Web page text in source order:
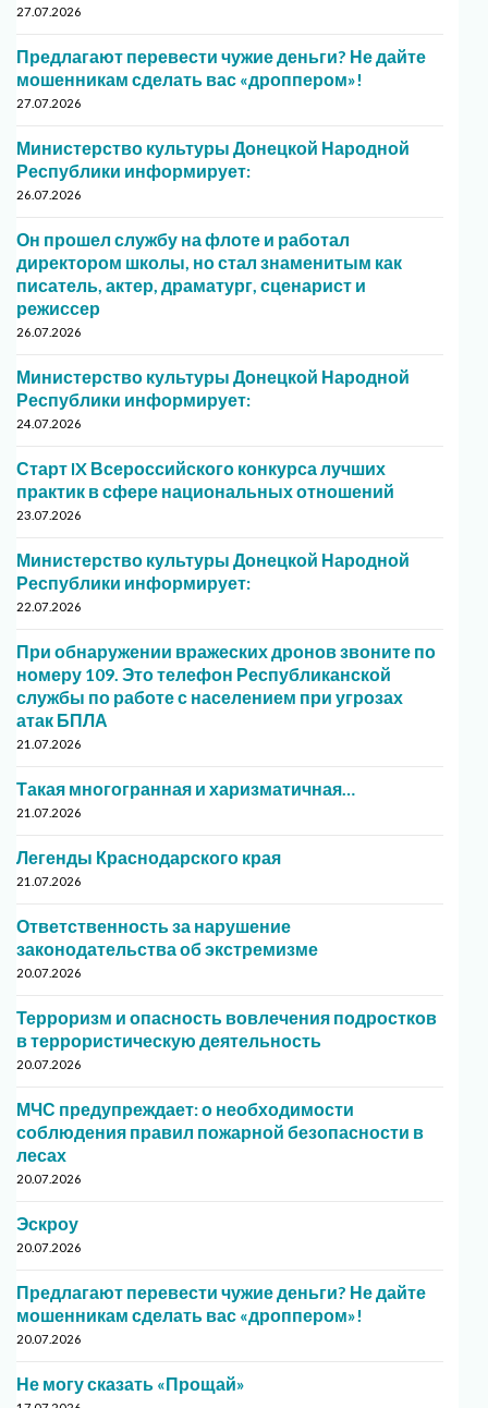
27.07.2026
Предлагают перевести чужие деньги? Не дайте
мошенникам сделать вас «дроппером»!
27.07.2026
Министерство культуры Донецкой Народной
Республики информирует:
26.07.2026
Он прошел службу на флоте и работал
директором школы, но стал знаменитым как
писатель, актер, драматург, сценарист и
режиссер
26.07.2026
Министерство культуры Донецкой Народной
Республики информирует:
24.07.2026
Старт IX Всероссийского конкурса лучших
практик в сфере национальных отношений
23.07.2026
Министерство культуры Донецкой Народной
Республики информирует:
22.07.2026
При обнаружении вражеских дронов звоните по
номеру 109. Это телефон Республиканской
службы по работе с населением при угрозах
атак БПЛА
21.07.2026
Такая многогранная и харизматичная…
21.07.2026
Легенды Краснодарского края
21.07.2026
Ответственность за нарушение
законодательства об экстремизме
20.07.2026
Терроризм и опасность вовлечения подростков
в террористическую деятельность
20.07.2026
МЧС предупреждает: о необходимости
соблюдения правил пожарной безопасности в
лесах
20.07.2026
Эскроу
20.07.2026
Предлагают перевести чужие деньги? Не дайте
мошенникам сделать вас «дроппером»!
20.07.2026
Не могу сказать «Прощай»